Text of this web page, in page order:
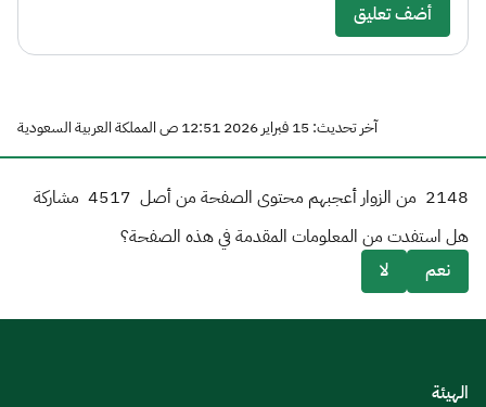
أضف تعليق
آخر تحديث: 15 فبراير 2026 12:51 ص المملكة العربية السعودية
2148 من الزوار أعجبهم محتوى الصفحة من أصل 4517 مشاركة
هل استفدت من المعلومات المقدمة في هذه الصفحة؟
نعم
لا
الهيئة